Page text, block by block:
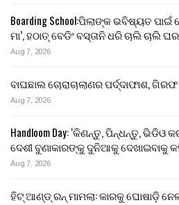
Boarding School:ପିଲାଙ୍କ ଭବିଷ୍ୟତ ପାଇଁ
ମା’, ହଠାତ୍ ବେଡିଂ ବସ୍ତାନି ଧରି ଚାଲି ଚାଲି
Aug 7, 2026
ବାଘଛାଲ ଚୋରାଚାଲାଣର ପର୍ଦ୍ଦାଫାଶ,
Aug 7, 2026
Handloom Day: ‘କିଣନ୍ତୁ, ପିନ୍ଧନ୍ତୁ, ଭିଡିଓ
ଦେଶୀ ବୁଣାକାରଙ୍କୁ ଦୁନିଆକୁ ଦେଖାଇବାକୁ
Aug 7, 2026
ହିଟ୍ ଆଣ୍ଡ୍ ରନ୍ ମାମଲା: କାରକୁ ଘୋଷାଡ଼ି